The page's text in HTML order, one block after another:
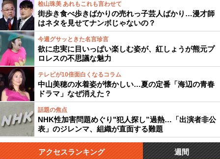
桧山珠美 あれもこれも言わせて
街歩き食べ歩きばかりの売れっ子芸人ばかり…漫才師
はネタを見せてナンボじゃないの？
今週グサッときた名言珍言
欲に忠実に目いっぱい楽しむ姿が、紅しょうが熊元プ
ロレスの不思議な魅力
テレビが10倍面白くなるコラム
中山美穂の水着姿が懐かしい…夏の定番「海辺の青春
ドラマ」なぜ消えた？
話題の焦点
NHK性加害問題めぐり"犯人探し”過熱…「出演者非公
表」のジレンマ、組織が直面する難題
アクセスランキング 週間